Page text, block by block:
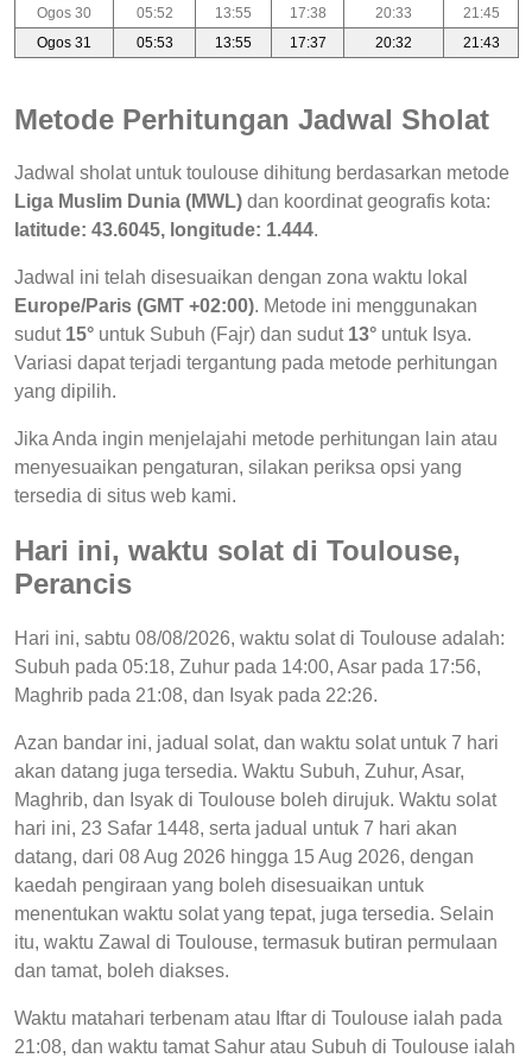
Ogos 30
05:52 13:55 17:38 20:33
21:45
Ogos 31
05:53 13:55 17:37 20:32 21:43
Metode Perhitungan Jadwal Sholat
Jadwal sholat untuk toulouse dihitung berdasarkan metode
Liga Muslim Dunia (MWL) dan koordinat geografis kota:
latitude: 43.6045, longitude: 1.444.
Jadwal ini telah disesuaikan dengan zona waktu lokal
Europe/Paris (GMT +02:00). Metode ini menggunakan
sudut 15° untuk Subuh (Fajr) dan sudut 13° untuk Isya.
Variasi dapat terjadi tergantung pada metode perhitungan
yang dipilih.
Jika Anda ingin menjelajahi metode perhitungan lain atau
menyesuaikan pengaturan, silakan periksa opsi yang
tersedia di situs web kami.
Hari ini, waktu solat di Toulouse,
Perancis
Hari ini, sabtu 08/08/2026, waktu solat di Toulouse adalah:
Subuh pada 05:18, Zuhur pada 14:00, Asar pada 17:56,
Maghrib pada 21:08, dan Isyak pada 22:26.
Azan bandar ini, jadual solat, dan waktu solat untuk 7 hari
akan datang juga tersedia. Waktu Subuh, Zuhur, Asar,
Maghrib, dan Isyak di Toulouse boleh dirujuk. Waktu solat
hari ini, 23 Safar 1448, serta jadual untuk 7 hari akan
datang, dari 08 Aug 2026 hingga 15 Aug 2026, dengan
kaedah pengiraan yang boleh disesuaikan untuk
menentukan waktu solat yang tepat, juga tersedia. Selain
itu, waktu Zawal di Toulouse, termasuk butiran permulaan
dan tamat, boleh diakses.
Waktu matahari terbenam atau Iftar di Toulouse ialah pada
21:08, dan waktu tamat Sahur atau Subuh di Toulouse ialah